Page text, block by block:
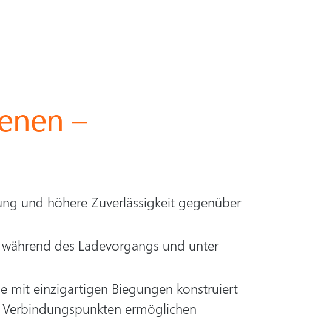
–
und höhere Zuverlässigkeit gegenüber
des Ladevorgangs und unter
mit einzigartigen Biegungen konstruiert
ermöglichen